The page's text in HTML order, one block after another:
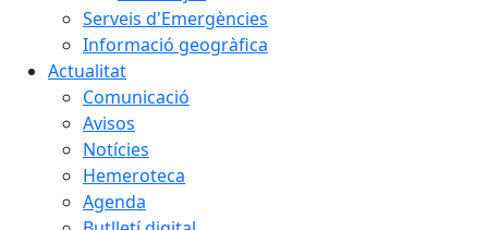
Serveis d'Emergències
Informació geogràfica
Actualitat
Comunicació
Avisos
Notícies
Hemeroteca
Agenda